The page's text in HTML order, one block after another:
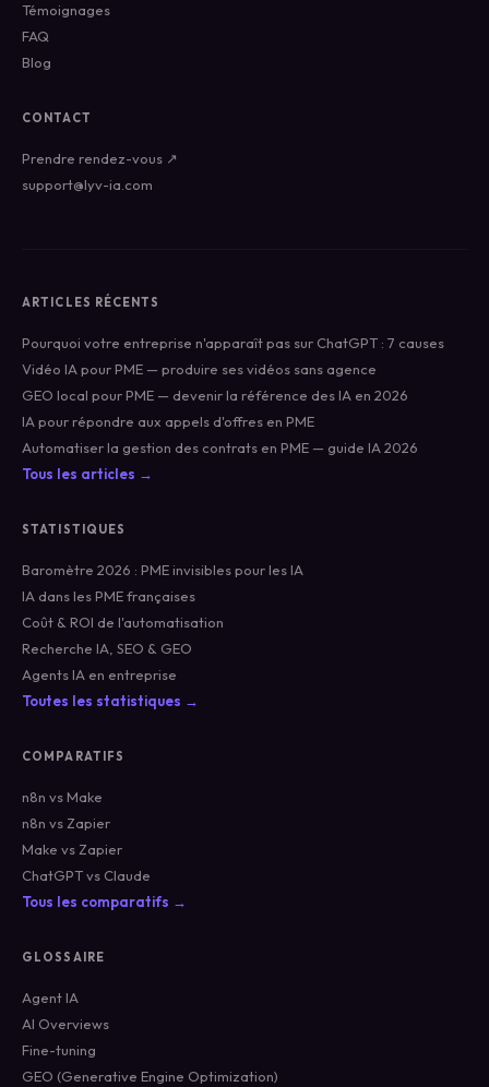
Témoignages
FAQ
Blog
CONTACT
Prendre rendez-vous ↗
support@lyv-ia.com
ARTICLES RÉCENTS
Pourquoi votre entreprise n'apparaît pas sur ChatGPT : 7 causes
Vidéo IA pour PME — produire ses vidéos sans agence
GEO local pour PME — devenir la référence des IA en 2026
IA pour répondre aux appels d'offres en PME
Automatiser la gestion des contrats en PME — guide IA 2026
Tous les articles →
STATISTIQUES
Baromètre 2026 : PME invisibles pour les IA
IA dans les PME françaises
Coût & ROI de l'automatisation
Recherche IA, SEO & GEO
Agents IA en entreprise
Toutes les statistiques →
COMPARATIFS
n8n vs Make
n8n vs Zapier
Make vs Zapier
ChatGPT vs Claude
Tous les comparatifs →
GLOSSAIRE
Agent IA
AI Overviews
Fine-tuning
GEO (Generative Engine Optimization)